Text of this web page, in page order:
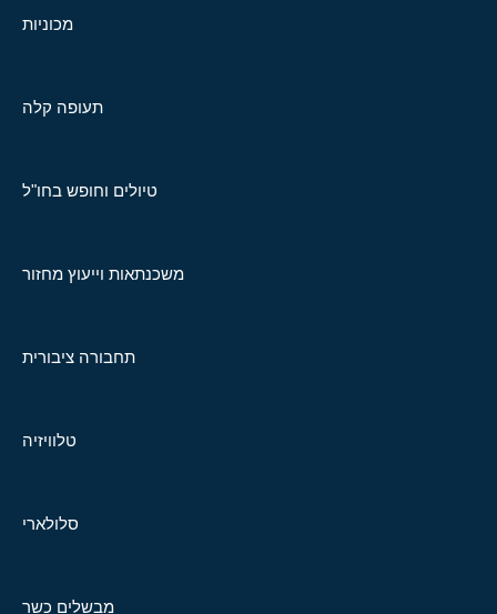
מכוניות
תעופה קלה
טיולים וחופש בחו"ל
משכנתאות וייעוץ מחזור
תחבורה ציבורית
טלוויזיה
סלולארי
מבשלים כשר